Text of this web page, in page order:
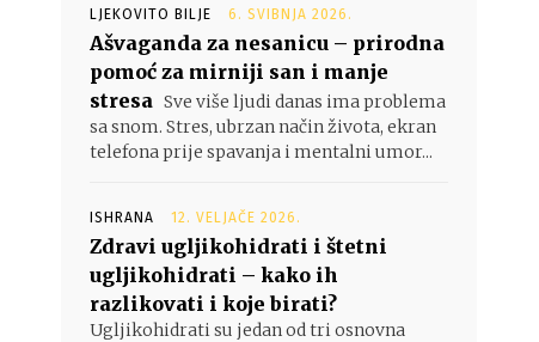
LJEKOVITO BILJE 6. SVIBNJA 2026.
Ašvaganda za nesanicu – prirodna
pomoć za mirniji san i manje
stresa Sve više ljudi danas ima problema
sa snom. Stres, ubrzan način života, ekran
telefona prije spavanja i mentalni umor...
ISHRANA 12. VELJAČE 2026.
Zdravi ugljikohidrati i štetni
ugljikohidrati – kako ih
razlikovati i koje birati?
Ugljikohidrati su jedan od tri osnovna